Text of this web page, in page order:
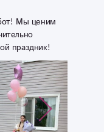
Мы ценим
праздник!